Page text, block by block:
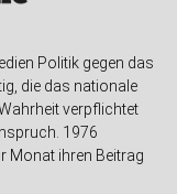
Politik gegen das
die das nationale
verpflichtet
1976
Monat ihren Beitrag